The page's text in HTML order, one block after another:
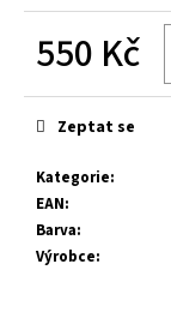
550 Kč
cena:
Kategorie:
EAN:
Barva:
Výrobce:
Zeptat se
o
p
o
r
u
u
e
m